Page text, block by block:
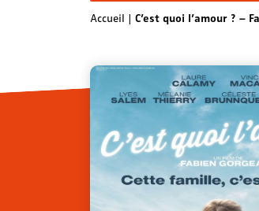
Accueil | C’est quoi l’amour ? –